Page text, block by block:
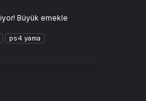
Büyük emekle
ps4 yama